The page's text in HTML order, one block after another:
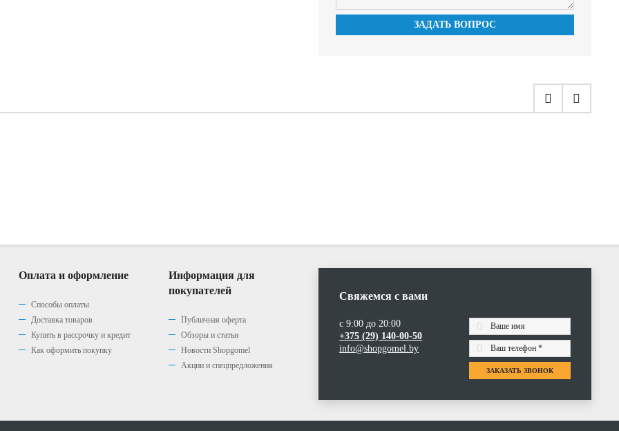
ЗАДАТЬ ВОПРОС
Оплата и оформление
Способы оплаты
Доставка товаров
Купить в рассрочку и кредит
Как оформить покупку
Информация для
покупателей
Публичная оферта
Обзоры и статьи
Новости Shopgomel
Акции и спецпредложения
Свяжемся с вами
с 9:00 до 20:00
+375 (29) 140-00-50
info@shopgomel.by
ЗАКАЗАТЬ ЗВОНОК